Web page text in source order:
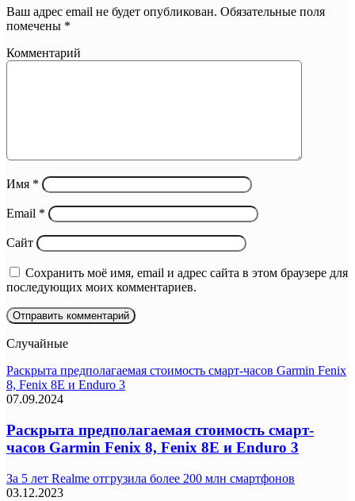
Ваш адрес email не будет опубликован. Обязательные поля
помечены *
Комментарий
Имя *
Email *
Сайт
Сохранить моё имя, email и адрес сайта в этом браузере для
последующих моих комментариев.
Случайные
Раскрыта предполагаемая стоимость смарт-часов Garmin Fenix
8, Fenix 8E и Enduro 3
07.09.2024
Раскрыта предполагаемая стоимость смарт-
часов Garmin Fenix 8, Fenix 8E и Enduro 3
За 5 лет Realme отгрузила более 200 млн смартфонов
03.12.2023